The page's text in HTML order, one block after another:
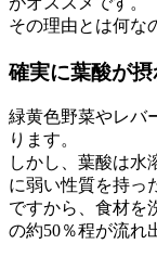
その理由とは何な
確実に葉酸が摂
緑黄色野菜やレバ
ります。
しかし、葉酸は水
に弱い性質を持っ
ですから、食材を
の約50％程が流れ